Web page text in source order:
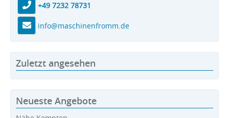
+49 7232 78731
info@maschinenfromm.de
Zuletzt angesehen
Neueste Angebote